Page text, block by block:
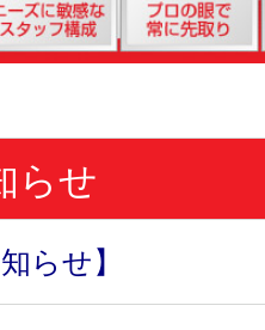
らせ
らせ】